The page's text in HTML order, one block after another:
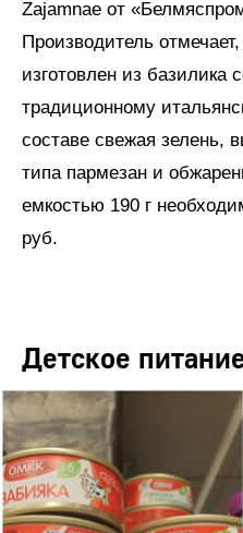
Zajamnae от
Производитель
изготовлен из базилика
традиционному
составе свежая зелень,
типа пармезан и
емкостью 190 г
руб.
Детское